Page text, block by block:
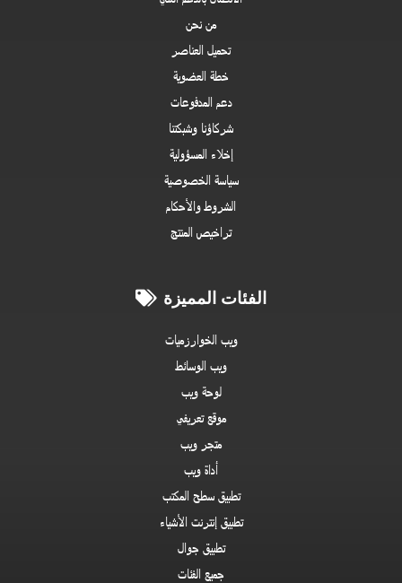
من نحن
تحميل العناصر
خطة العضوية
دعم المدفوعات
شركاؤنا وشبكتنا
إخلاء المسؤولية
سياسة الخصوصية
الشروط والأحكام
تراخيص المنتج
الفئات المميزة
ويب الخوارزميات
ويب الوسائط
لوحة ويب
موقع تعريفي
متجر ويب
أداة ويب
تطبيق سطح المكتب
تطبيق إنترنت الأشياء
تطبيق جوال
جميع الفئات